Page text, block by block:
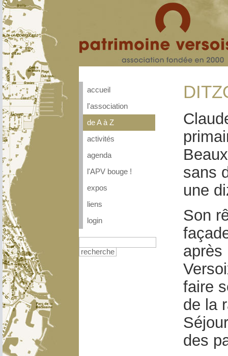
accueil
l'association
de A à Z
activités
agenda
l'APV bouge !
expos
liens
login
recherche
sans
une
Son
après
faire
de la
des